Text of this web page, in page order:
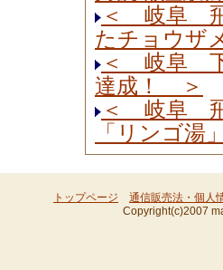
＜ 岐阜 飛
たチョウザ
＜ 岐阜 下
達成！ ＞
＜ 岐阜 飛
「リンゴ
トップページ
通信販売法・個人
Copyright(c)2007